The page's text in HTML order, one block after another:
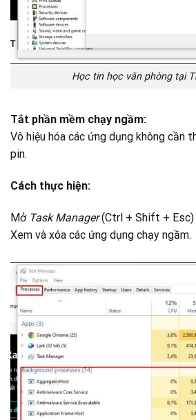
Học tin học văn phòng tại
Tắt phần mềm chạy ngầm:
Vô hiệu hóa các ứng dụng không cần
pin.
Cách thực hiện:
Mở Task Manager(Ctrl + Shift +
Xem và xóa các ứng dụng chạy ngầm.